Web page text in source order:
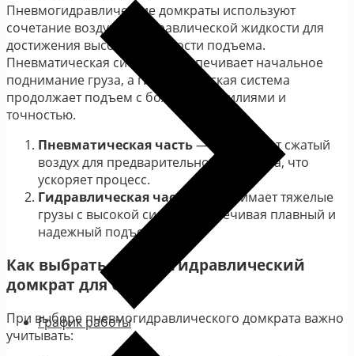
Пневмогидравлические домкраты используют
сочетание воздуха и гидравлической жидкости для
достижения высокой мощности подъема.
Пневматическая система обеспечивает начальное
поднимание груза, а гидравлическая система
продолжает подъем с большими усилиями и
точностью.
Пневматическая часть— использует сжатый
воздух для предварительного подъема, что
ускоряет процесс.
Гидравлическая часть
— поднимает тяжелые
грузы с высокой силой, обеспечивая плавный и
надежный подъем.
Как выбрать пневмогидравлический
домкрат для СТО?
При выборе пневмогидравлического домкрата важно
учитывать:
График работы